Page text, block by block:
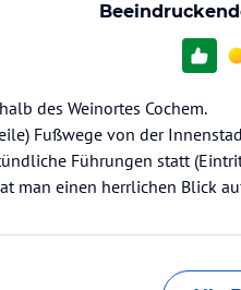
des Weinortes Cochem.
Fußwege von der
Führungen statt
man einen herrlichen Blick